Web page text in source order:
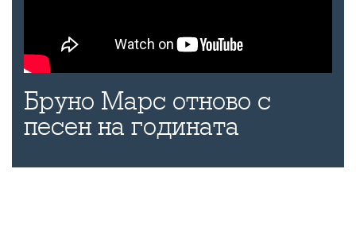
Бруно Марс отново с
песен на годината